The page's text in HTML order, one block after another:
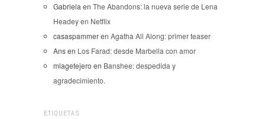
Gabriela en The Abandons: la nueva serie de Lena
Headey en Netflix
casaspammeren Agatha All Along: primer teaser
Ansen Los Farad: desde Marbella con amor
mlagetejero en Banshee: despedida y
agradecimiento.
ETIQUETAS